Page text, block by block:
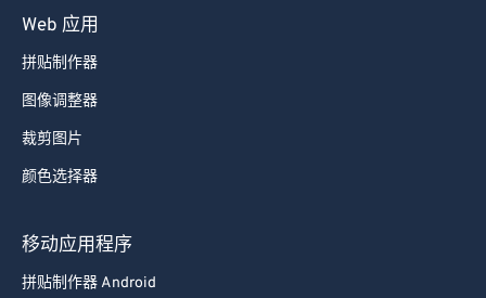
Web 应用
拼贴制作器
图像调整器
裁剪图片
颜色选择器
移动应用程序
拼贴制作器 Android